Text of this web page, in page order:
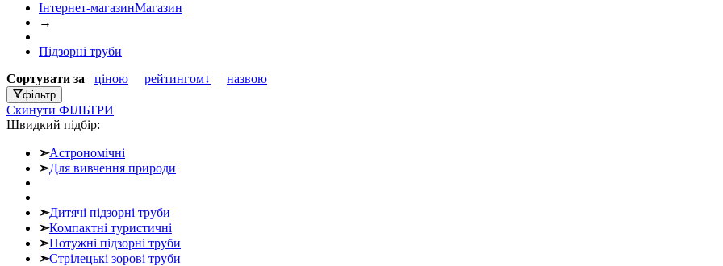
Інтернет-магазинМагазин
→
Підзорні труби
Сортувати за ціною рейтингом↓ назвою
фільтр
Скинути ФІЛЬТРИ
Швидкий підбір:
➣Астрономічні
➣Для вивчення природи
➣Дитячі підзорні труби
➣Компактні туристичні
➣Потужні підзорні труби
➣Стрілецькі зорові труби